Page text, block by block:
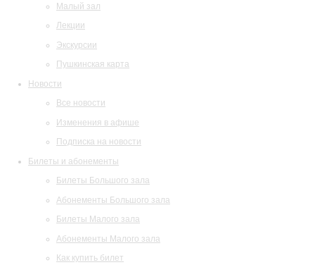
Малый зал
Лекции
Экскурсии
Пушкинская карта
Новости
Все новости
Изменения в афише
Подписка на новости
Билеты и абонементы
Билеты Большого зала
Абонементы Большого зала
Билеты Малого зала
Абонементы Малого зала
Как купить билет